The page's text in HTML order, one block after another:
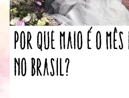
Por que maio é o
no Brasil?